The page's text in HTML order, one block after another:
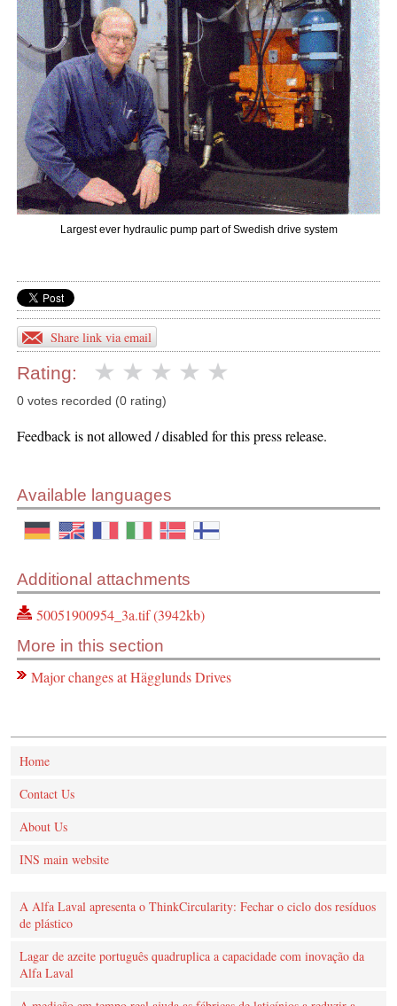
Largest ever hydraulic pump part of Swedish drive system
Share link via email
Rating:
0 votes recorded (0 rating)
Feedback is not allowed / disabled for this press release.
Available languages
Additional attachments
50051900954_3a.tif (3942kb)
More in this section
Major changes at Hägglunds Drives
Home
Contact Us
About Us
INS main website
A Alfa Laval apresenta o ThinkCircularity: Fechar o ciclo dos resíduos
de plástico
Lagar de azeite português quadruplica a capacidade com inovação da
Alfa Laval